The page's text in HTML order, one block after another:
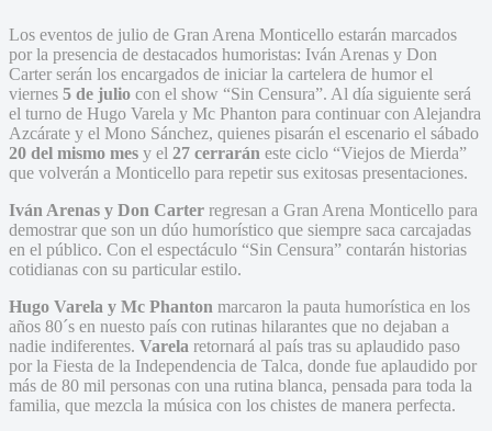
Los eventos de julio de Gran Arena Monticello estarán marcados
por la presencia de destacados humoristas: Iván Arenas y Don
Carter serán los encargados de iniciar la cartelera de humor el
viernes 5 de julio con el show “Sin Censura”. Al día siguiente será
el turno de Hugo Varela y Mc Phanton para continuar con Alejandra
Azcárate y el Mono Sánchez, quienes pisarán el escenario el sábado
20 del mismo mes y el 27 cerrarán este ciclo “Viejos de Mierda”
que volverán a Monticello para repetir sus exitosas presentaciones.
Iván Arenas y Don Carter regresan a Gran Arena Monticello para
demostrar que son un dúo humorístico que siempre saca carcajadas
en el público. Con el espectáculo “Sin Censura” contarán historias
cotidianas con su particular estilo.
Hugo Varela y Mc Phanton marcaron la pauta humorística en los
años 80´s en nuesto país con rutinas hilarantes que no dejaban a
nadie indiferentes. Varela retornará al país tras su aplaudido paso
por la Fiesta de la Independencia de Talca, donde fue aplaudido por
más de 80 mil personas con una rutina blanca, pensada para toda la
familia, que mezcla la música con los chistes de manera perfecta.